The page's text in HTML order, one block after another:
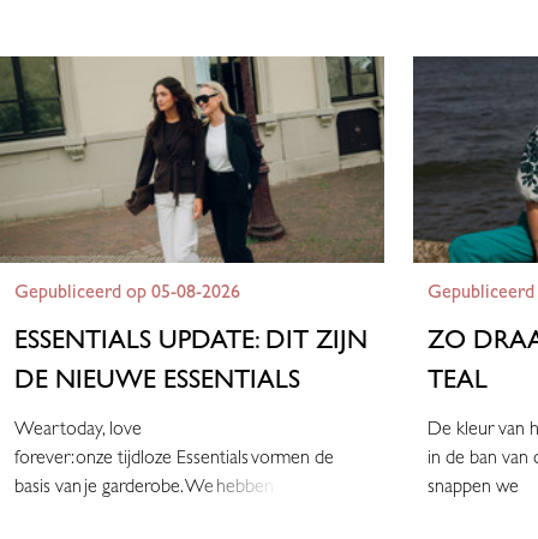
Gepubliceerd op 05-08-2026
ESSENTIALS UPDATE: DIT ZIJN
DE NIEUWE ESSENTIALS
Wear today, love
forever: onze tijdloze Essentials vormen de
basis van je garderobe. We hebben een a
ZO
TEAL
De kleur van
in de ban van
snappen we